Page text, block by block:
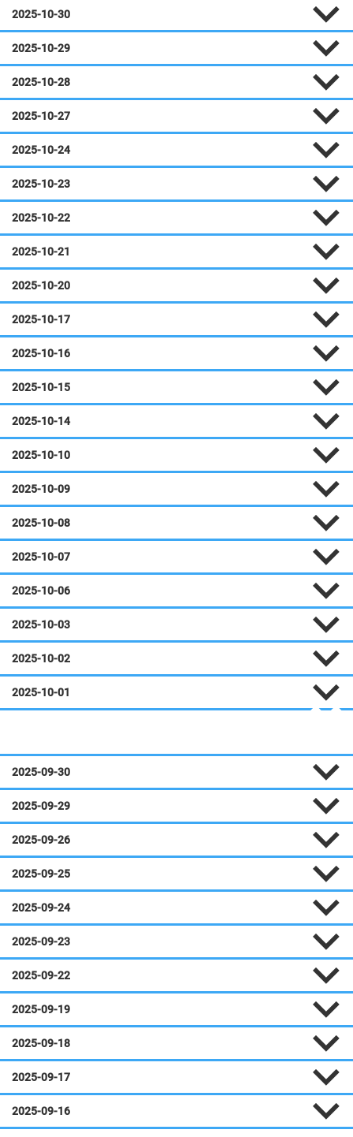
2025-10-30
2025-10-29
2025-10-28
2025-10-27
2025-10-24
2025-10-23
2025-10-22
2025-10-21
2025-10-20
2025-10-17
2025-10-16
2025-10-15
2025-10-14
2025-10-10
2025-10-09
2025-10-08
2025-10-07
2025-10-06
2025-10-03
2025-10-02
2025-10-01
2025-09-30
2025-09-29
2025-09-26
2025-09-25
2025-09-24
2025-09-23
2025-09-22
2025-09-19
2025-09-18
2025-09-17
2025-09-16